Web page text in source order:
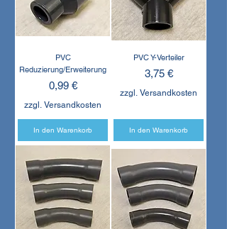
PVC
Reduzierung/Erweiterung
Preis
0,99 €
zzgl. Versandkosten
In den Warenkorb
PVC Y-Verteiler
Preis
3,75 €
zzgl. Versandkosten
In den Warenkorb